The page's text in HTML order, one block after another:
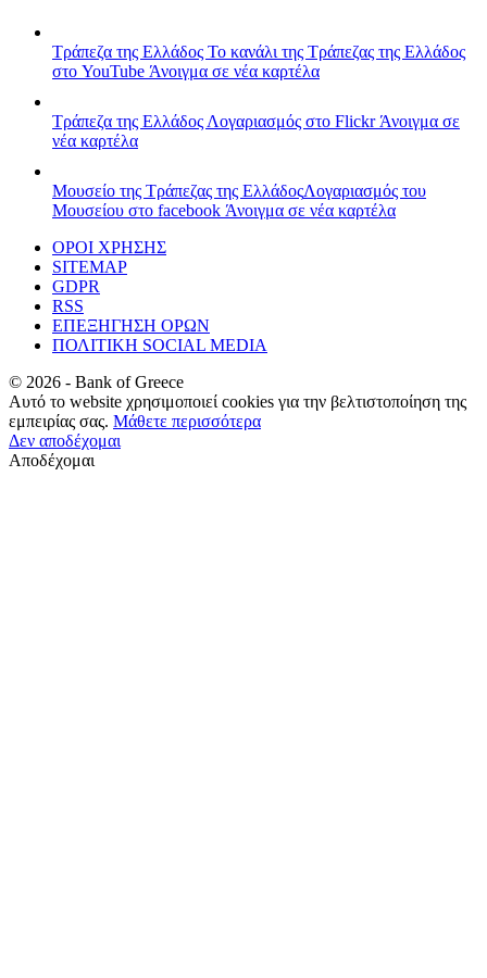
Τράπεζα της Ελλάδος Το κανάλι της Τράπεζας της Ελλάδος
στο YouTube Άνοιγμα σε νέα καρτέλα
Τράπεζα της Ελλάδος Λογαριασμός στο FlickrΆνοιγμα σε
νέα καρτέλα
Μουσείο της Τράπεζας της ΕλλάδοςΛογαριασμός του
Μουσείου στο facebook Άνοιγμα σε νέα καρτέλα
ΟΡΟΙ ΧΡΗΣΗΣ
SITEMAP
GDPR
RSS
ΕΠΕΞΗΓΗΣΗ ΟΡΩΝ
ΠΟΛΙΤΙΚΗ SOCIAL MEDIA
© 2026 - Bank of Greece
Αυτό το website χρησιμοποιεί cookies για την βελτιστοποίηση της
εμπειρίας σας. Μάθετε περισσότερα
Δεν αποδέχομαι
Αποδέχομαι